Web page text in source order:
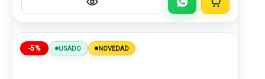
-5% USADO NOVEDAD